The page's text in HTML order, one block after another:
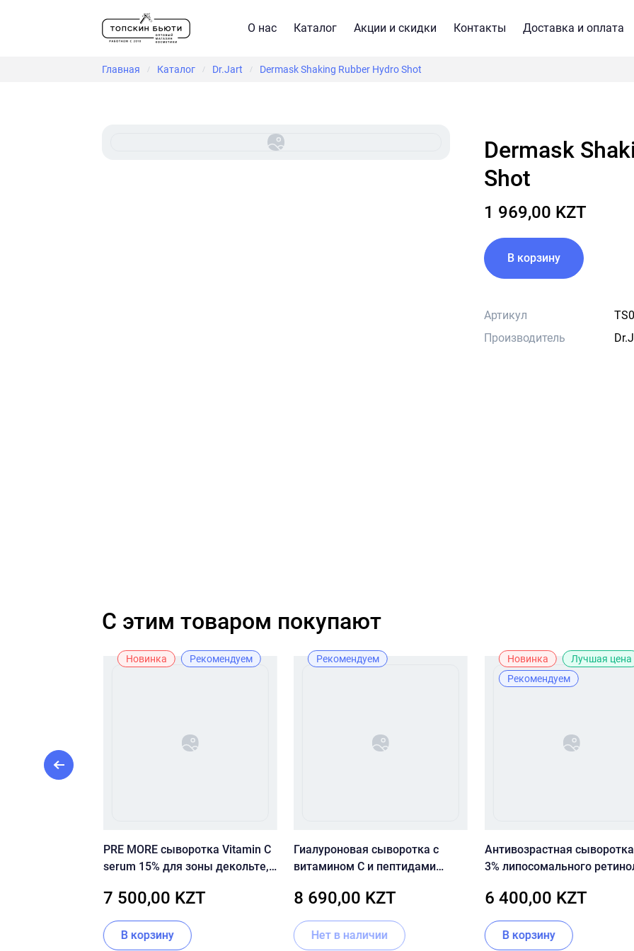
О нас Каталог Акции и скидки Контакты Доставка и оплата
Главная / Каталог / Dr.Jart / Dermask Shaking Rubber Hydro Shot
Dermask Shaking Rubber Hydro
Shot
1 969,00 KZT
В корзину
Артикул
Производитель
C этим товаром покупают
Новинка Рекомендуем
PRE MORE сыворотка Vitamin C
serum 15% для зоны декольте,
7 500,00 KZT
В корзину
Рекомендуем
Гиалуроновая сыворотка с
витамином С и пептидами
Acid Vitamin C Serum
8 690,00 KZT
Нет в наличии
Новинка
Лучшая цена
Рекомендуем
Антивозрастная
3% липосомального
Repair Serum
6 400,00 KZT
В корзину